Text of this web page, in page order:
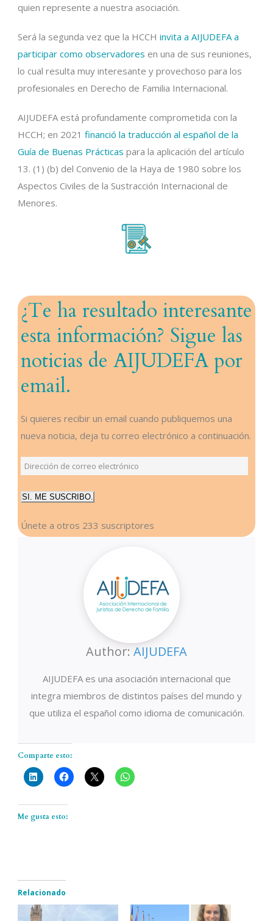
quien represente a nuestra asociación.
Será la segunda vez que la HCCH invita a AIJUDEFA a
participar como observadores en una de sus reuniones,
lo cual resulta muy interesante y provechoso para los
profesionales en Derecho de Familia Internacional.
AIJUDEFA está profundamente comprometida con la
HCCH; en 2021 financió la traducción al español de la
Guía de Buenas Prácticas para la aplicación del artículo
13. (1) (b) del Convenio de la Haya de 1980 sobre los
Aspectos Civiles de la Sustracción Internacional de
Menores.
¿Te ha resultado interesante
esta información? Sigue las
noticias de AIJUDEFA por
email.
Si quieres recibir un email cuando publiquemos una
nueva noticia, deja tu correo electrónico a continuación.
Dirección
correo
SI. ME SUSCRIBO.
Únete a otros 233 suscriptores
Author: AIJUDEFA
AIJUDEFA es una asociación internacional que
integra miembros de distintos países del mundo y
que utiliza el español como idioma de comunicación.
Comparte esto:
Me gusta esto:
Relacionado